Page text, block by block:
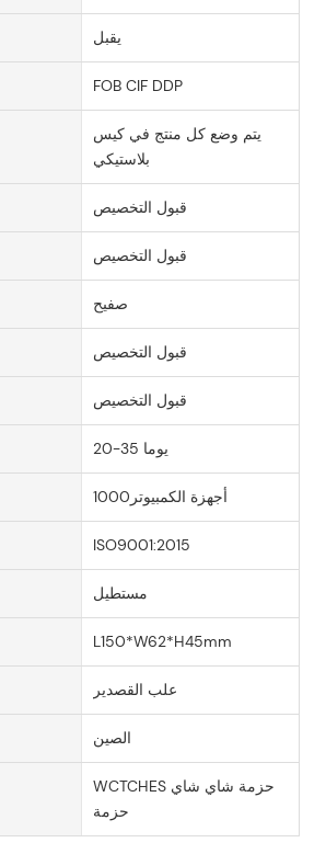
يقبل
FOB CIF DDP
يتم وضع كل منتج في كيس
بلاستيكي
قبول التخصيص
قبول التخصيص
صفيح
قبول التخصيص
قبول التخصيص
20-35 يوما
أجهزة الكمبيوتر1000
ISO9001:2015
مستطيل
L150*W62*H45mm
علب القصدير
الصين
WCTCHES حزمة شاي شاي
حزمة